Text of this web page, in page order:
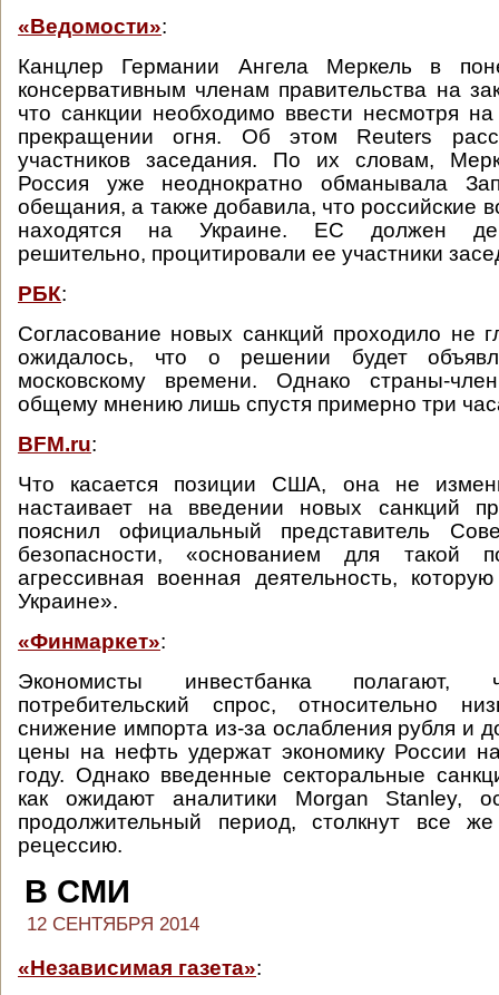
«Ведомости»:
Канцлер Германии Ангела Меркель в
консервативным членам правительства на
что санкции необходимо ввести несмотря
прекращении огня. Об этом Reuters
участников заседания. По их словам,
Россия уже неоднократно обманывала
обещания, а также добавила, что российские
находятся на Украине. ЕС должен
решительно, процитировали ее участники
РБК:
Согласование новых санкций проходило не
ожидалось, что о решении будет
московскому времени. Однако страны-
общему мнению лишь спустя примерно три
BFM.ru:
Что касается позиции США, она не
настаивает на введении новых санкций
пояснил официальный представитель
безопасности, «основанием для такой
агрессивная военная деятельность,
Украине».
«Финмаркет»:
Экономисты инвестбанка полагают,
потребительский спрос, относительно
снижение импорта из-за ослабления рубля и
цены на нефть удержат экономику России
году. Однако введенные секторальные
как ожидают аналитики Morgan Stanley,
продолжительный период, столкнут все
рецессию.
В СМИ
12 СЕНТЯБРЯ 2014
«Независимая газета»: